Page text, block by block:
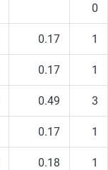
0
0.17 1
0.17 1
0.49 3
0.17 1
0.18 1